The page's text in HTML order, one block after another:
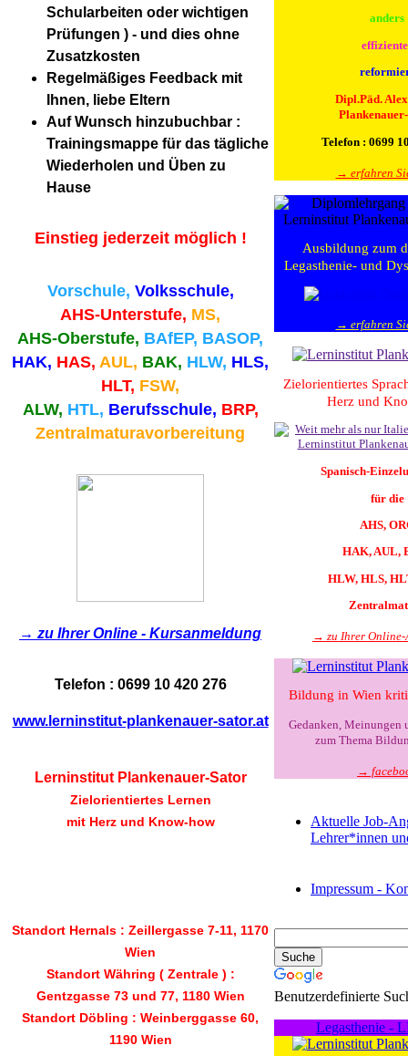
Schularbeiten oder wichtigen
Prüfungen ) - und dies ohne
Zusatzkosten
Regelmäßiges Feedback mit
Ihnen, liebe Eltern
Auf Wunsch hinzubuchbar :
Trainingsmappe für das tägliche
Wiederholen und Üben zu
Hause
Einstieg jederzeit möglich !
Vorschule, Volksschule,
AHS-Unterstufe, MS,
AHS-Oberstufe, BAfEP, BASOP,
HAK, HAS, AUL, BAK, HLW, HLS,
HLT, FSW,
ALW, HTL, Berufsschule, BRP,
Zentralmaturavorbereitung
→ zu Ihrer Online - Kursanmeldung
Telefon : 0699 10 420 276
www.lerninstitut-plankenauer-sator.at
Lerninstitut P an kenauer-Sator
Zielorientiertes Lernen
mit Herz und Know-how
Standort Hernals : Zeillergasse 7-11, 1170
Wien
Standort Währing ( Zentrale ) :
Gentzgasse 73und 77, 1180 Wien
Standort Döbling : Weinberggasse 60,
1190 Wien
anders
Dipl.Päd.
Telefon : 0699
→ erfahren
Ausbildung zum
Legasthenie- und
→ erfahren
Zielorientiertes
Herz und
Spanisch-
für die
AHS,
HAK, AUL,
HLW, HLS,
→ zu Ihrer Online-
Bildung in Wien
Gedanken, Meinungen
zum Thema
→
Aktuelle Job-
Lehrer*innen
Impressum -
Benutzerdefinierte
Legasthenie -